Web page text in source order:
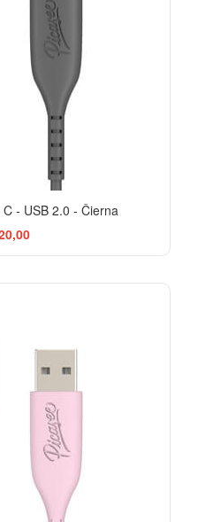
C - USB 2.0 - Čierna